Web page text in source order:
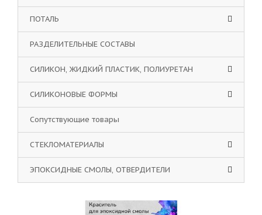
ПОТАЛЬ
РАЗДЕЛИТЕЛЬНЫЕ СОСТАВЫ
СИЛИКОН, ЖИДКИЙ ПЛАСТИК, ПОЛИУРЕТАН
СИЛИКОНОВЫЕ ФОРМЫ
Сопутствующие товары
СТЕКЛОМАТЕРИАЛЫ
ЭПОКСИДНЫЕ СМОЛЫ, ОТВЕРДИТЕЛИ